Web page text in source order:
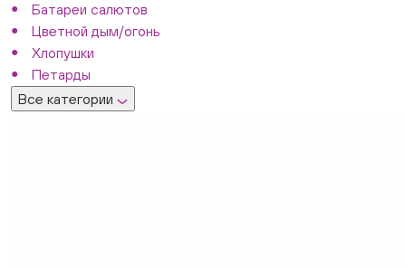
Батареи салютов
Цветной дым/огонь
Хлопушки
Петарды
Все категории